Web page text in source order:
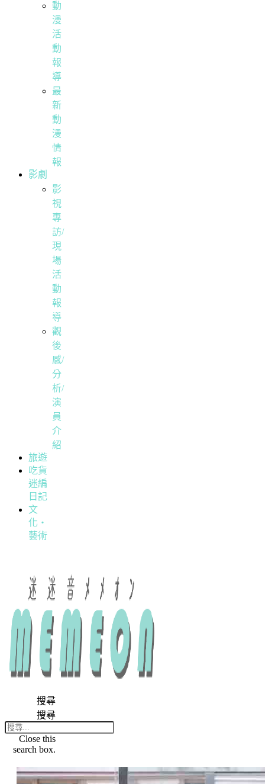
動
漫
活
動
報
導
最
新
動
漫
情
報
影劇
影
視
專
訪/
現
場
活
動
報
導
觀
後
感/
分
析/
演
員
介
紹
旅遊
吃貨
迷編
日記
文
化・
藝術
搜尋
搜尋
Close this
search box.